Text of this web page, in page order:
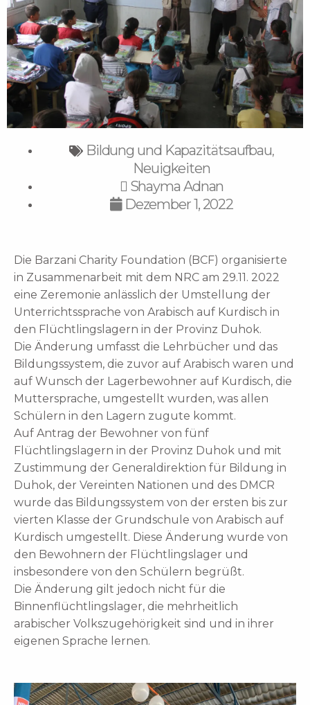
Bildung und Kapazitätsaufbau,
Neuigkeiten
Shayma Adnan
Dezember 1, 2022
Die Barzani Charity Foundation (BCF) organisierte
in Zusammenarbeit mit dem NRC am 29.11. 2022
eine Zeremonie anlässlich der Umstellung der
Unterrichtssprache von Arabisch auf Kurdisch in
den Flüchtlingslagern in der Provinz Duhok.
Die Änderung umfasst die Lehrbücher und das
Bildungssystem, die zuvor auf Arabisch waren und
auf Wunsch der Lagerbewohner auf Kurdisch, die
Muttersprache, umgestellt wurden, was allen
Schülern in den Lagern zugute kommt.
Auf Antrag der Bewohner von fünf
Flüchtlingslagern in der Provinz Duhok und mit
Zustimmung der Generaldirektion für Bildung in
Duhok, der Vereinten Nationen und des DMCR
wurde das Bildungssystem von der ersten bis zur
vierten Klasse der Grundschule von Arabisch auf
Kurdisch umgestellt. Diese Änderung wurde von
den Bewohnern der Flüchtlingslager und
insbesondere von den Schülern begrüßt.
Die Änderung gilt jedoch nicht für die
Binnenflüchtlingslager, die mehrheitlich
arabischer Volkszugehörigkeit sind und in ihrer
eigenen Sprache lernen.